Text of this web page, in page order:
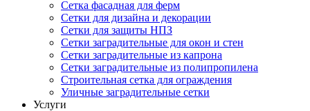
Сетка фасадная для ферм
Сетки для дизайна и декорации
Сетки для защиты НПЗ
Сетки заградительные для окон и стен
Сетки заградительные из капрона
Сетки заградительные из полипропилена
Строительная сетка для ограждения
Уличные заградительные сетки
Услуги